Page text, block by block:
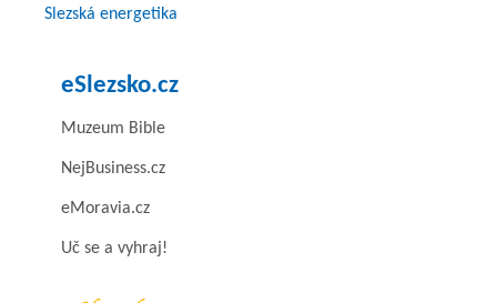
Slezská energetika
eSlezsko.cz
Muzeum Bible
NejBusiness.cz
eMoravia.cz
Uč se a vyhraj!